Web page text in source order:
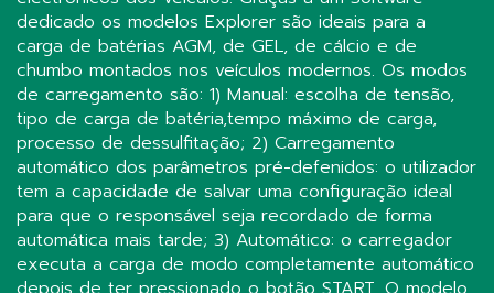
dedicado os modelos Explorer são ideais para a
carga de batérias AGM, de GEL, de cálcio e de
chumbo montados nos veículos modernos. Os modos
de carregamento são: 1) Manual: escolha de tensão,
tipo de carga de batéria,tempo máximo de carga,
processo de dessulfitação; 2) Carregamento
automático dos parâmetros pré-defenidos: o utilizador
tem a capacidade de salvar uma configuração ideal
para que o responsável seja recordado de forma
automática mais tarde; 3) Automático: o carregador
executa a carga de modo completamente automático